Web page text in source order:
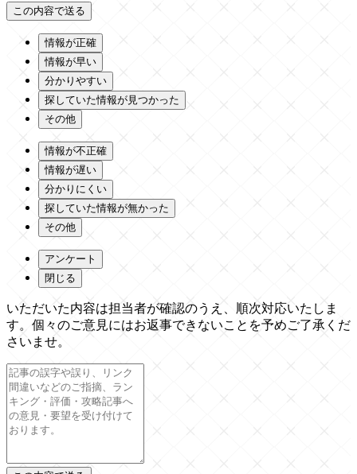
情報が正確
情報が早い
分かりやすい
探していた情報が見つかった
その他
情報が不正確
情報が遅い
分かりにくい
探していた情報が無かった
その他
アンケート
閉じる
いただいた内容は担当者が確認のうえ、順次対応いたしま
す。個々のご意見にはお返事できないことを予めご了承くだ
さいませ。